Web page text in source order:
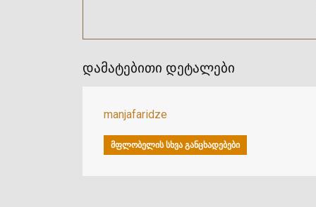
დამატებითი დეტალები
manjafaridze
ᲛᲤᲚᲝᲑᲔᲚᲘᲡ ᲡᲮᲕᲐ ᲒᲐᲜᲪᲮᲐᲓᲔᲑᲔᲑᲘ